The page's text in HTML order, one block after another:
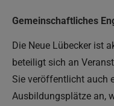
Gemeinschaftliches
Die Neue Lübecker ist
beteiligt sich an
Sie veröffentlicht auch
Ausbildungsplätze an,